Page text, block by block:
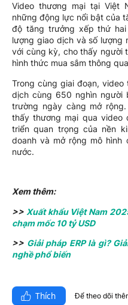
Video thương mại tại Việt
những động lực nổi bật của
độ tăng trưởng xếp thứ
lượng giao dịch và số lượng
với cùng kỳ, cho thấy người
hình thức mua sắm thông
Trong cùng giai đoạn,
dịch cùng 650 nghìn người
trường ngày càng mở
thấy thương mại qua video
triển quan trọng của nền
doanh và mở rộng mô hình
nước.
Xem thêm:
>> Xuất khẩu Việt Nam
chạm mốc 10 tỷ USD
>> Giải pháp ERP là gì?
nghề phổ biến
Thích Để theo dõi